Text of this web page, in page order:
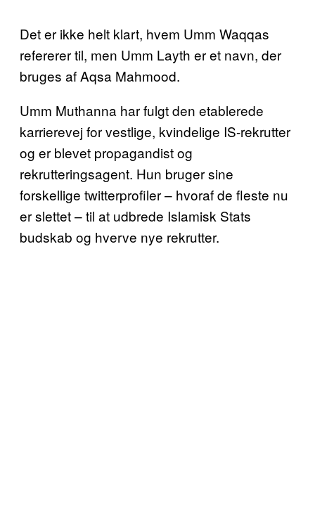
Det er ikke helt klart, hvem Umm Waqqas
refererer til, men Umm Layth er et navn, der
bruges af Aqsa Mahmood.
Umm Muthanna har fulgt den etablerede
karrierevej for vestlige, kvindelige IS-rekrutter
og er blevet propagandist og
rekrutteringsagent. Hun bruger sine
forskellige twitterprofiler – hvoraf de fleste nu
er slettet – til at udbrede Islamisk Stats
budskab og hverve nye rekrutter.